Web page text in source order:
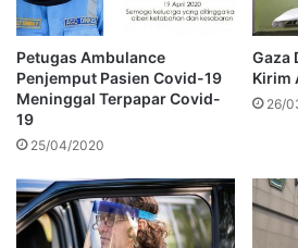
Petugas Ambulance
Penjemput Pasien Covid-19
Meninggal Terpapar Covid-
19
25/04/2020
Gaza
Kirim
26/